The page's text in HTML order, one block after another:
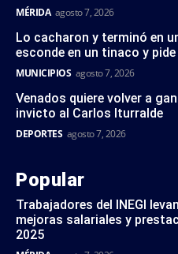
MÉRIDA agosto 7, 2026
Lo cacharon y terminó en
esconde en un tinaco y
MUNICIPIOS agosto 7, 2026
Venados quiere volver a
invicto al Carlos Iturralde
DEPORTES agosto 7, 2026
Popular
Trabajadores del INEGI
mejoras salariales y
2025